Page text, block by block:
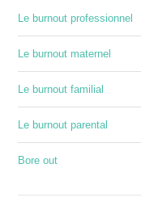
Le burnout professionnel
Le burnout maternel
Le burnout familial
Le burnout parental
Bore out